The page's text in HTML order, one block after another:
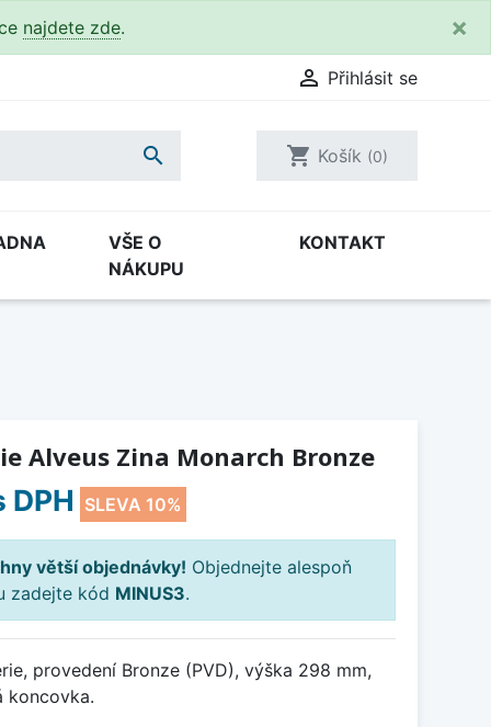
najdete zde. ×
 Přihlásit se
 shopping_cart Košík (0)
VŠE O
NÁKUPU
KONTAKT
Alveus Zina Monarch Bronze
DPH SLEVA 10%
větší objednávky! Objednejte alespoň
zadejte kód MINUS3.
provedení Bronze (PVD), výška 298 mm,
koncovka.